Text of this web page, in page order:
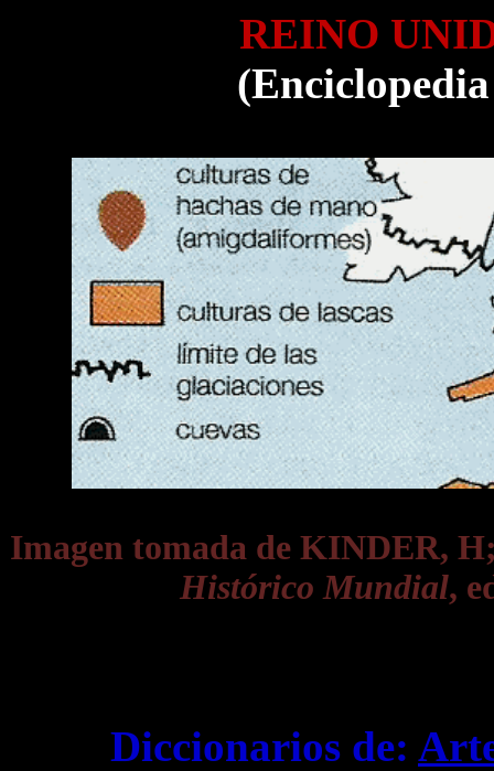
REINO
Imagen tomada de KINDER,
Histórico Mundial,
Diccionarios de: